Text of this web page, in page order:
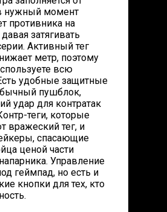
нужный момент
противника на
затягивать
Активный тег
метр, поэтому
всю
удобные защитные
пушблок,
удар для контратак
теги, которые
вражеский тег, и
спасающие
ценой части
Управление
геймпад, но есть и
кнопки для тех, кто